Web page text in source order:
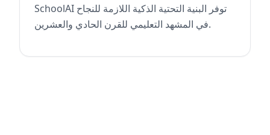
SchoolAI توفر البنية التحتية الذكية اللازمة للنجاح
في المشهد التعليمي للقرن الحادي والعشرين.